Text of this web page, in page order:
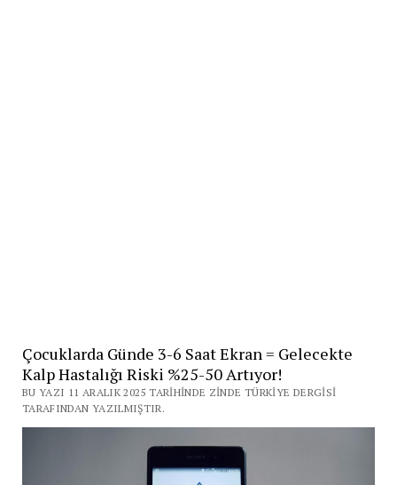
Çocuklarda Günde 3-6 Saat Ekran = Gelecekte
Kalp Hastalığı Riski %25-50 Artıyor!
BU YAZI 11 ARALIK 2025 TARIHINDE ZINDE TÜRKIYE DERGISI
TARAFINDAN YAZILMIŞTIR.